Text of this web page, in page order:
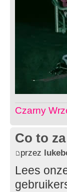
Czarny
Co to
przez
Lees